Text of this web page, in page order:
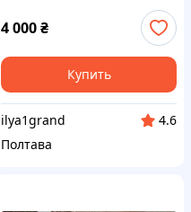
4 000₴
Купить
ilya1grand
4.6
Полтава